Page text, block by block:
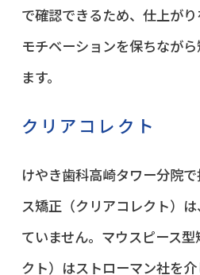
で確認できるため、仕上がり
モチベーションを保ちなが
ます。
クリアコレクト
けやき歯科高崎タワー分院
ス矯正（クリアコレクト）
ていません。マウスピース
クト）はストローマン社を介